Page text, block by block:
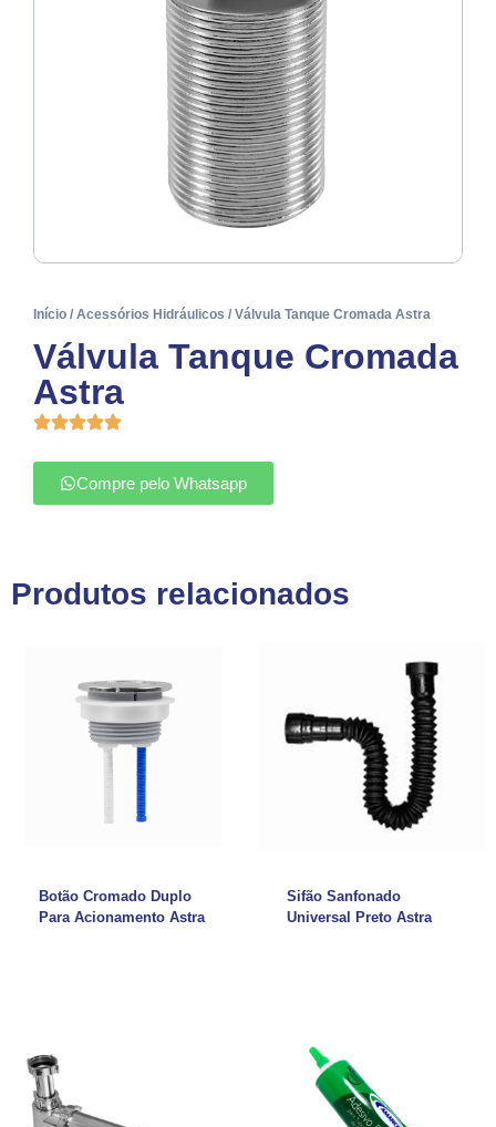
Início / Acessórios Hidráulicos / Válvula Tanque Cromada Astra
Válvula Tanque Cromada
Astra
Compre pelo Whatsapp
Produtos relacionados
Botão Cromado Duplo
Para Acionamento Astra
Sifão Sanfonado
Universal Preto Astra